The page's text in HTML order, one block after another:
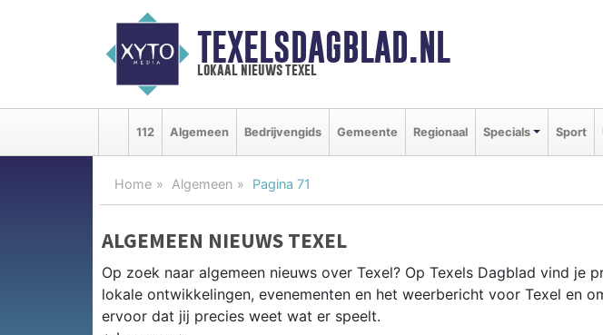
TEXELSDAGBLAD.NL
lokaal nieuws texel
112 Algemeen Bedrijvengids Gemeente Regionaal Specials Sport
Home Algemeen Pagina 71
ALGEMEEN NIEUWS TEXEL
Op zoek naar algemeen nieuws over Texel? Op Texels Dagblad vind je
lokale ontwikkelingen, evenementen en het weerbericht voor Texel en
ervoor dat jij precies weet wat er speelt.